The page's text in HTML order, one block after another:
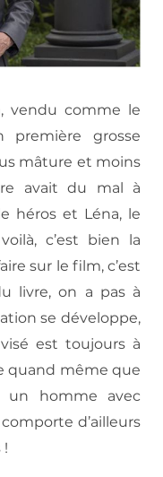
vendu comme le
première grosse
mâture et moins
avait du mal à
héros et Léna, le
c’est bien la
sur le film, c’est
livre, on a pas à
se développe,
est toujours à
quand même que
un homme avec
d’ailleurs
!